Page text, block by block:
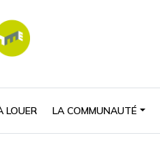
LOUER LA COMMUNAUTÉ